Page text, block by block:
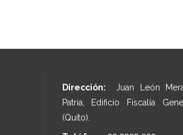
Dirección: Juan León
Patria, Edificio Fiscalía
(Quito).